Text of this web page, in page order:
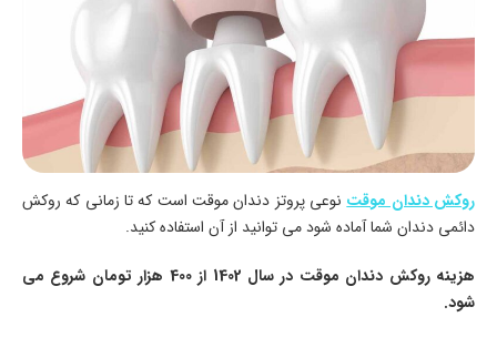
روکش دندان موقتنوعی پروتز دندان موقت است که تا زمانی که روکش
دائمی دندان شما آماده شود می توانید از آن استفاده کنید.
هزینه روکش دندان موقت در سال 1402 از 400 هزار تومان شروع می
شود.